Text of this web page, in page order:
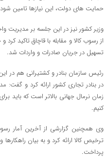
حمایت های دولت، این نیازها تامین شود
وزیر کشور نیز در این جلسه بر مدیریت
از رسوب کالا و مقابله با قاچاق تاکید
تسهیل در جریان صادرات و واردات شد.
رئیس سازمان بنادر و کشتیرانی هم در
در بنادر تجاری کشور ارائه کرد و گفت:
زمان نرمال جهانی بالاتر است که باید
کنیم.
وی همچنین گزارشی از آخرین آمار
ترخیص کالا ارائه کرد و به بیان
پرداخت.